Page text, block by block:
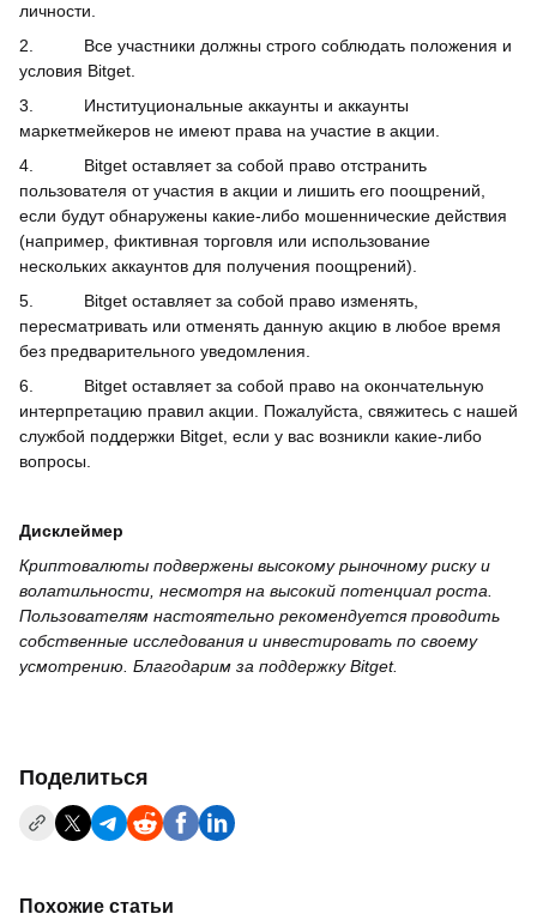
личности.
2.
Все участники должны строго соблюдать положения и
условия Bitget.
3.
Институциональные аккаунты и аккаунты
маркетмейкеров не имеют права на участие в акции.
4.
Bitget оставляет за собой право отстранить
пользователя от участия в акции и лишить его поощрений,
если будут обнаружены какие-либо мошеннические действия
(например, фиктивная торговля или использование
нескольких аккаунтов для получения поощрений).
5.
Bitget оставляет за собой право изменять,
пересматривать или отменять данную акцию в любое время
без предварительного уведомления.
6.
Bitget оставляет за собой право на окончательную
интерпретацию правил акции. Пожалуйста, свяжитесь с нашей
службой поддержки Bitget, если у вас возникли какие-либо
вопросы.
Дисклеймер
Криптовалюты подвержены высокому рыночному риску и
волатильности, несмотря на высокий потенциал роста.
Пользователям настоятельно рекомендуется проводить
собственные исследования и инвестировать по своему
усмотрению. Благодарим за поддержку Bitget.
Поделиться
Похожие статьи